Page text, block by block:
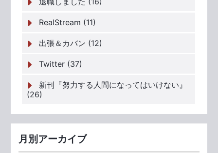
RealStream (11)
出張＆カバン (12)
Twitter (37)
新刊『努力する人間になってはいけない』
(26)
月別アーカイブ